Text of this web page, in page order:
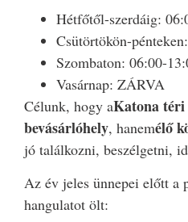
Hétfőtől-szerdáig:
Csütörtökön-
Szombaton: 06:00-
Vasárnap: ZÁRVA
Célunk, hogy aKatona téri
bevásárlóhely, hanemélő
jó találkozni, beszélgetni,
Az év jeles ünnepei előtt a
hangulatot ölt: